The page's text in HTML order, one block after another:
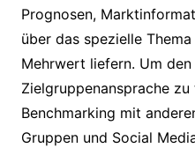
Prognosen,
über das spezielle
Mehrwert liefern. Um
Zielgruppenansprache
Benchmarking mit
Gruppen und Social